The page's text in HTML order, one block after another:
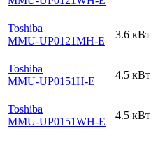
Toshiba
MMU-UP0121MH-E
3.6 кВт
Toshiba
MMU-UP0151H-E
4.5 кВт
Toshiba
MMU-UP0151WH-E
4.5 кВт